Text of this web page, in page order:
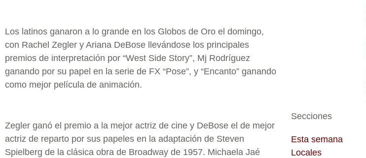
Los latinos ganaron a lo grande en los Globos de Oro el domingo,
con Rachel Zegler y Ariana DeBose llevándose los principales
premios de interpretación por “West Side Story”, Mj Rodríguez
ganando por su papel en la serie de FX “Pose”, y “Encanto” ganando
como mejor película de animación.
Zegler ganó el premio a la mejor actriz de cine y DeBose el de mejor
actriz de reparto por sus papeles en la adaptación de Steven
Spielberg de la clásica obra de Broadway de 1957. Michaela Jaé
Secciones
Esta semana
Locales